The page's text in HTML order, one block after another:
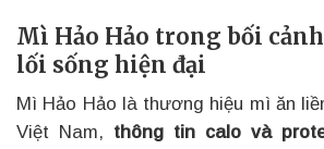
Mì Hảo Hảo trong bối cảnh
lối sống hiện đại
Mì Hảo Hảo là thương hiệu mì ăn
Việt Nam, thông tin calo và